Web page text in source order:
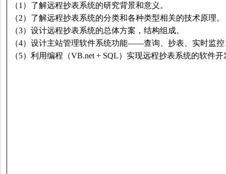
（1）了解远程抄表系统的研究背景和意
（2）了解远程抄表系统的分类和各种类型相关
（3）设计远程抄表系统的总体方案，结构
（4）设计主站管理软件系统功能——查询、抄表、实时
（5）利用编程（VB.net + SQL）实现远程抄表系统的软件开